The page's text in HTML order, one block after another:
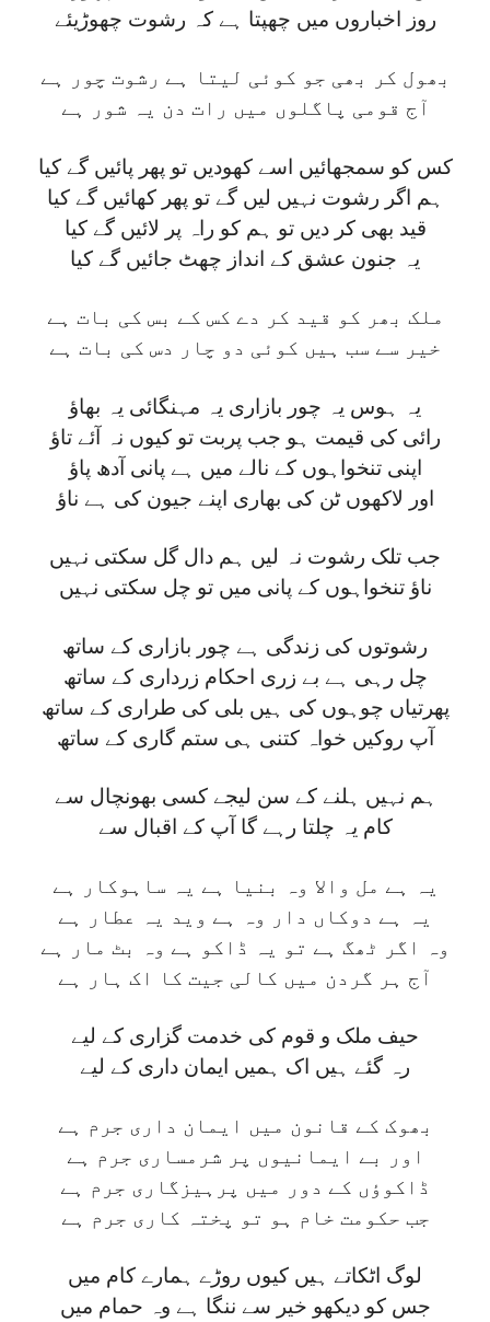
روز اخباروں میں چھپتا ہے کہ رشوت چھوڑیئے
بھول کر بھی جو کوئی لیتا ہے رشوت چور ہے
آج قومی پاگلوں میں رات دن یہ شور ہے
کس کو سمجھائیں اسے کھودیں تو پھر پائیں گے کیا
ہم اگر رشوت نہیں لیں گے تو پھر کھائیں گے کیا
قید بھی کر دیں تو ہم کو راہ پر لائیں گے کیا
یہ جنون عشق کے انداز چھٹ جائیں گے کیا
ملک بھر کو قید کر دے کس کے بس کی بات ہے
خیر سے سب ہیں کوئی دو چار دس کی بات ہے
یہ ہوس یہ چور بازاری یہ مہنگائی یہ بھاؤ
رائی کی قیمت ہو جب پربت تو کیوں نہ آئے تاؤ
اپنی تنخواہوں کے نالے میں ہے پانی آدھ پاؤ
اور لاکھوں ٹن کی بھاری اپنے جیون کی ہے ناؤ
جب تلک رشوت نہ لیں ہم دال گل سکتی نہیں
ناؤ تنخواہوں کے پانی میں تو چل سکتی نہیں
رشوتوں کی زندگی ہے چور بازاری کے ساتھ
چل رہی ہے بے زری احکام زرداری کے ساتھ
پھرتیاں چوہوں کی ہیں بلی کی طراری کے ساتھ
آپ روکیں خواہ کتنی ہی ستم گاری کے ساتھ
ہم نہیں ہلنے کے سن لیجے کسی بھونچال سے
کام یہ چلتا رہے گا آپ کے اقبال سے
یہ ہے مل والا وہ بنیا ہے یہ ساہوکار ہے
یہ ہے دوکاں دار وہ ہے وید یہ عطار ہے
وہ اگر ٹھگ ہے تو یہ ڈاکو ہے وہ بٹ مار ہے
آج ہر گردن میں کالی جیت کا اک ہار ہے
حیف ملک و قوم کی خدمت گزاری کے لیے
رہ گئے ہیں اک ہمیں ایمان داری کے لیے
بھوک کے قانون میں ایمان داری جرم ہے
اور بے ایمانیوں پر شرمساری جرم ہے
ڈاکوؤں کے دور میں پرہیزگاری جرم ہے
جب حکومت خام ہو تو پختہ کاری جرم ہے
لوگ اٹکاتے ہیں کیوں روڑے ہمارے کام میں
جس کو دیکھو خیر سے ننگا ہے وہ حمام میں